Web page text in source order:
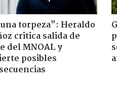
torpeza": Heraldo
critica salida de
del MNOAL y
posibles